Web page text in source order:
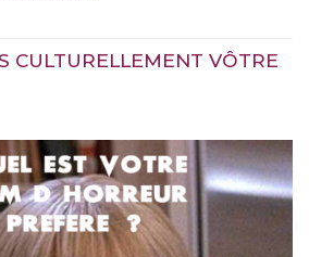
CULTURELLEMENT VÔTRE